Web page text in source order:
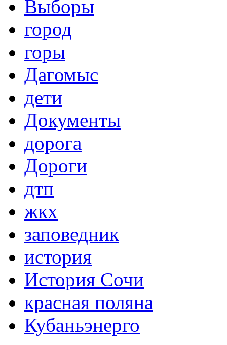
Выборы
город
горы
Дагомыс
дети
Документы
дорога
Дороги
дтп
жкх
заповедник
история
История Сочи
красная поляна
Кубаньэнерго